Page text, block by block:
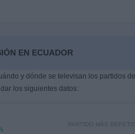
EN ECUADOR
y dónde se televisan los partidos de
los siguientes datos:
PARTIDO MÁS